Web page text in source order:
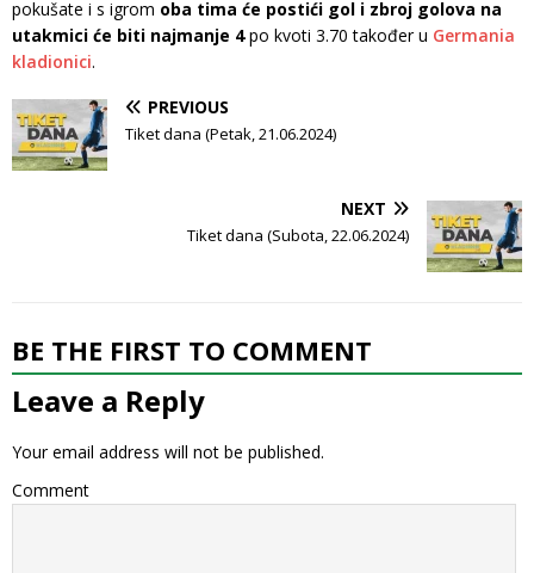
pokušate i s igrom oba tima će postići gol i zbroj golova na
utakmici će biti najmanje 4po kvoti 3.70 također u Germania
kladionici.
PREVIOUS
Tiket dana (Petak, 21.06.2024)
NEXT
Tiket dana (Subota, 22.06.2024)
BE THE FIRST TO COMMENT
Leave a Reply
Your email address will not be published.
Comment